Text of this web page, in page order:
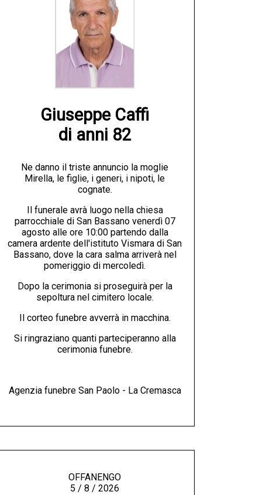
Giuseppe Caffi
di anni 82
Ne danno il triste annuncio la moglie
Mirella, le figlie, i generi, i nipoti, le
cognate.
Il funerale avrà luogo nella chiesa
parrocchiale di San Bassano venerdì 07
agosto alle ore 10:00 partendo dalla
camera ardente dell'istituto Vismara di San
Bassano, dove la cara salma arriverà nel
pomeriggio di mercoledì.
Dopo la cerimonia si proseguirà per la
sepoltura nel cimitero locale.
Il corteo funebre avverrà in macchina.
Si ringraziano quanti parteciperanno alla
cerimonia funebre.
Agenzia funebre San Paolo - La Cremasca
OFFANENGO
5 / 8 / 2026